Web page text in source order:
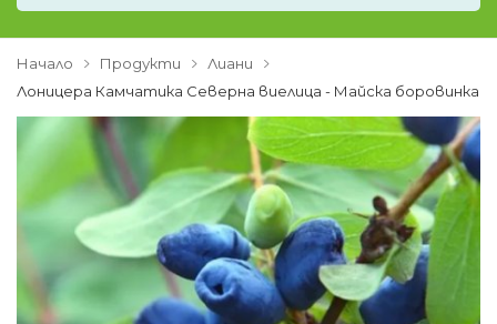
Начало Продукти
Лиани
Лоницера Камчатика Северна виелица - Майска боровинка